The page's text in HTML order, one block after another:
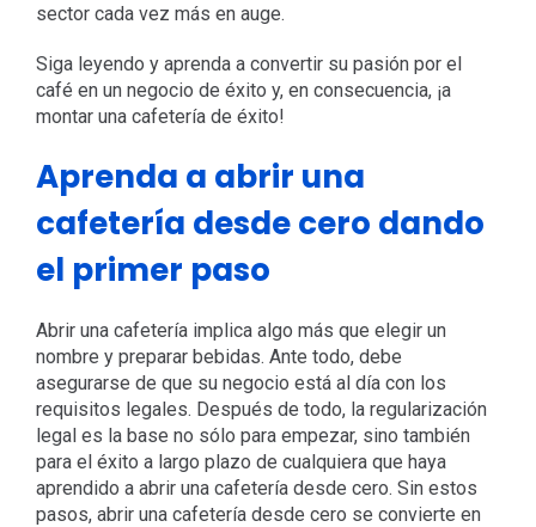
sector cada vez más en auge.
Siga leyendo y aprenda a convertir su pasión por el
café en un negocio de éxito y, en consecuencia, ¡a
montar una cafetería de éxito!
Aprenda a abrir una
cafetería desde cero dando
el primer paso
Abrir una cafetería implica algo más que elegir un
nombre y preparar bebidas. Ante todo, debe
asegurarse de que su negocio está al día con los
requisitos legales. Después de todo, la regularización
legal es la base no sólo para empezar, sino también
para el éxito a largo plazo de cualquiera que haya
aprendido a abrir una cafetería desde cero. Sin estos
pasos, abrir una cafetería desde cero se convierte en